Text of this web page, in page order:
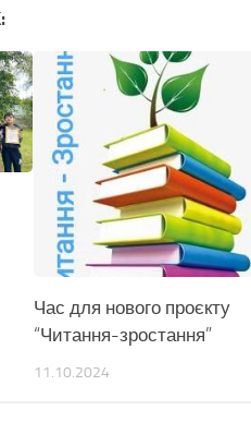
Час для нового проєкту
“Читання-зростання”
11.10.2024